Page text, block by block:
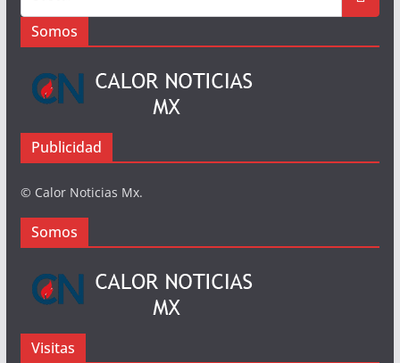
Somos
Publicidad
© Calor Noticias Mx.
Somos
Visitas